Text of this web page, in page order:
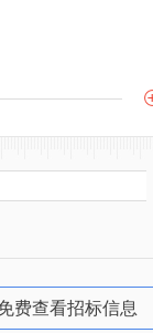
费查看招标信息